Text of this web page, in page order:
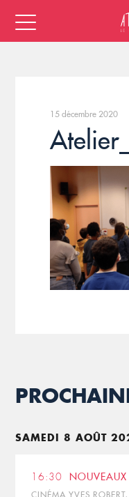
15 décembre 2020
SAMEDI 8 AOÛT
16:30
CINÉMA YVES